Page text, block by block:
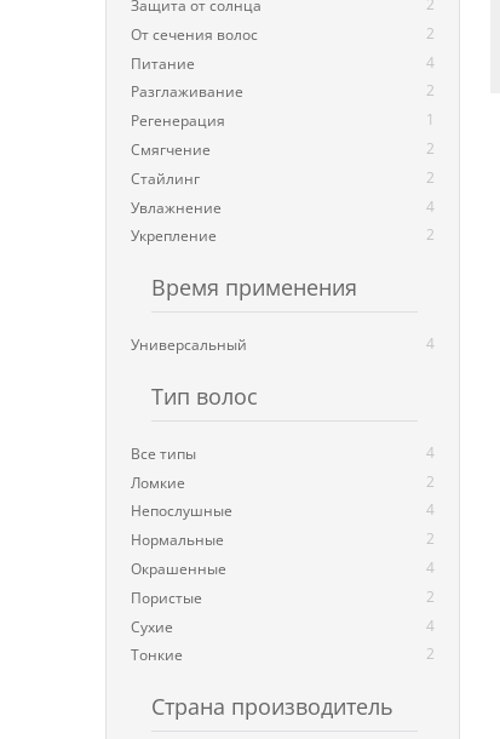
Защита от солнца
2
От сечения волос
2
Питание
4
Разглаживание
2
Регенерация
1
Смягчение
2
Стайлинг
2
Увлажнение
4
Укрепление
2
Время применения
Универсальный 4
Тип волос
Все типы
4
Ломкие
2
Непослушные
4
Нормальные
2
Окрашенные
4
Пористые
2
Сухие
4
Тонкие
2
Страна производитель